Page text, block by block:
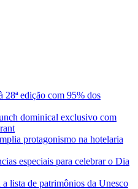
edição com 95% dos
dominical exclusivo com
protagonismo na hotelaria
especiais para celebrar o Dia
lista de patrimônios da Unesco